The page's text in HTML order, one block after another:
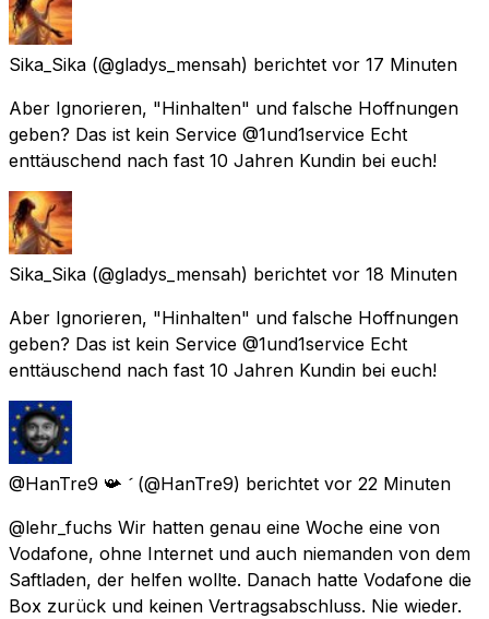
Sika_Sika (@gladys_mensah) berichtet vor 17 Minuten
Aber Ignorieren, "Hinhalten" und falsche Hoffnungen
geben? Das ist kein Service @1und1service Echt
enttäuschend nach fast 10 Jahren Kundin bei euch!
Sika_Sika (@gladys_mensah) berichtet vor 18 Minuten
Aber Ignorieren, "Hinhalten" und falsche Hoffnungen
geben? Das ist kein Service @1und1service Echt
enttäuschend nach fast 10 Jahren Kundin bei euch!
@HanTre9 📯  (@HanTre9) berichtet vor 22 Minuten
@lehr_fuchs Wir hatten genau eine Woche eine von
Vodafone, ohne Internet und auch niemanden von dem
Saftladen, der helfen wollte. Danach hatte Vodafone die
Box zurück und keinen Vertragsabschluss. Nie wieder.